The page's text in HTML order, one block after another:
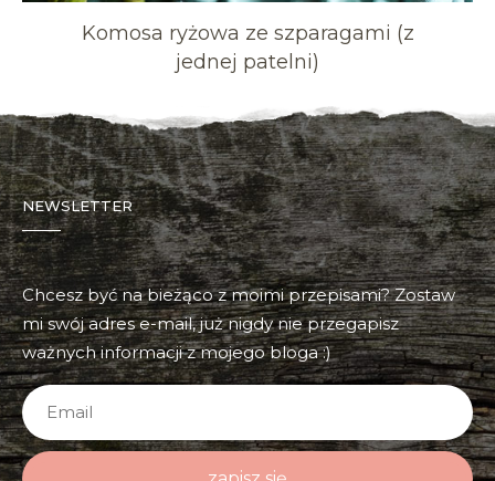
Komosa ryżowa ze szparagami (z
jednej patelni)
NEWSLETTER
Chcesz być na bieżąco z moimi przepisami? Zostaw
mi swój adres e-mail, już nigdy nie przegapisz
ważnych informacji z mojego bloga :)